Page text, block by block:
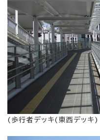
(歩行者デッキ(東西デッ